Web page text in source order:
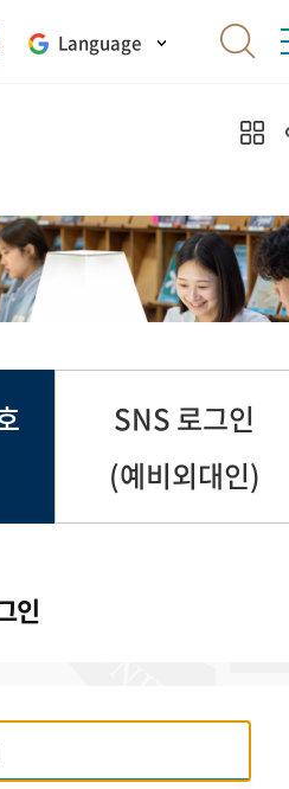
Language
SNS 로그인
(예비외대인)
인